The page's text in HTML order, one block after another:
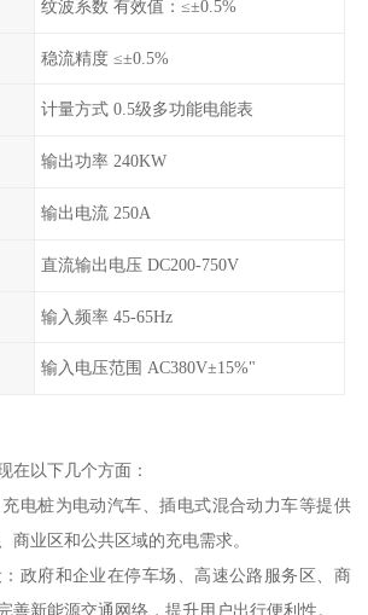
纹波系数 有效值：≤±0.5%
稳流精度 ≤±0.5%
计量方式 0.5级多功能电能表
输出功率 240KW
输出电流 250A
直流输出电压 DC200-750V
输入频率 45-65Hz
输入电压范围 AC380V±15%"
在以下几个方面：
电桩为电动汽车、插电式混合动力车等提供
商业区和公共区域的充电需求。
政府和企业在停车场、高速公路服务区、商
善新能源交通网络，提升用户出行便利性。